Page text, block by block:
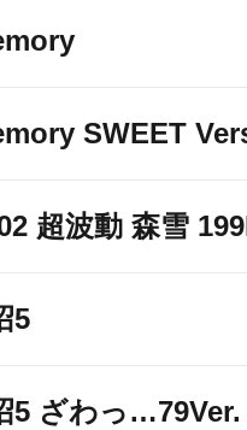
SWEET
超波動 森雪
5
5 ざわっ…79Ver.